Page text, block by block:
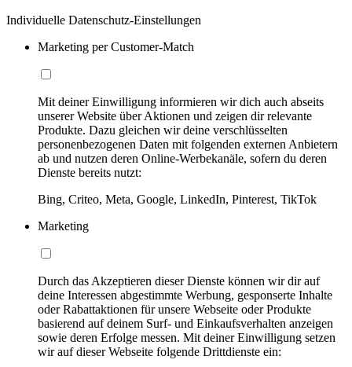
Individuelle Datenschutz-Einstellungen
Marketing per Customer-Match
Mit deiner Einwilligung informieren wir dich auch abseits
unserer Website über Aktionen und zeigen dir relevante
Produkte. Dazu gleichen wir deine verschlüsselten
personenbezogenen Daten mit folgenden externen Anbietern
ab und nutzen deren Online-Werbekanäle, sofern du deren
Dienste bereits nutzt:
Bing, Criteo, Meta, Google, LinkedIn, Pinterest, TikTok
Marketing
Durch das Akzeptieren dieser Dienste können wir dir auf
deine Interessen abgestimmte Werbung, gesponserte Inhalte
oder Rabattaktionen für unsere Webseite oder Produkte
basierend auf deinem Surf- und Einkaufsverhalten anzeigen
sowie deren Erfolge messen. Mit deiner Einwilligung setzen
wir auf dieser Webseite folgende Drittdienste ein: